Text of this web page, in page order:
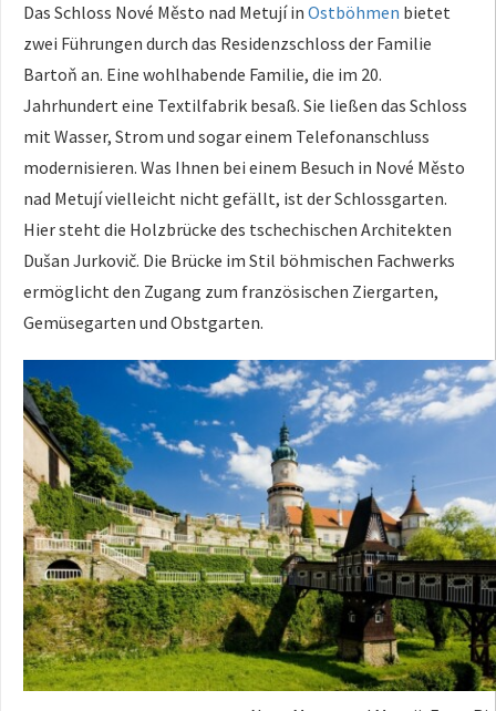
Das Schloss Nové Město nad Metují in Ostböhmen bietet
zwei Führungen durch das Residenzschloss der Familie
Bartoň an. Eine wohlhabende Familie, die im 20.
Jahrhundert eine Textilfabrik besaß. Sie ließen das Schloss
mit Wasser, Strom und sogar einem Telefonanschluss
modernisieren. Was Ihnen bei einem Besuch in Nové Město
nad Metují vielleicht nicht gefällt, ist der Schlossgarten.
Hier steht die Holzbrücke des tschechischen Architekten
Dušan Jurkovič. Die Brücke im Stil böhmischen Fachwerks
ermöglicht den Zugang zum französischen Ziergarten,
Gemüsegarten und Obstgarten.